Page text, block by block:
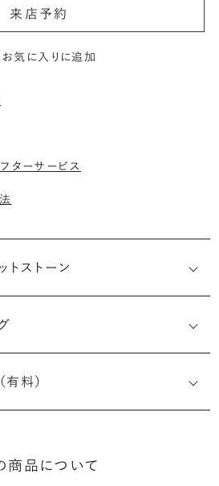
来店予約
お気に入りに追加
ターサービス
トストーン
ファベット6文字まで刻印可能
注文前だけでなく購入後の刻印も、
の刻印は、無料にて承ります（デザ
認ください）。
料）
商品について